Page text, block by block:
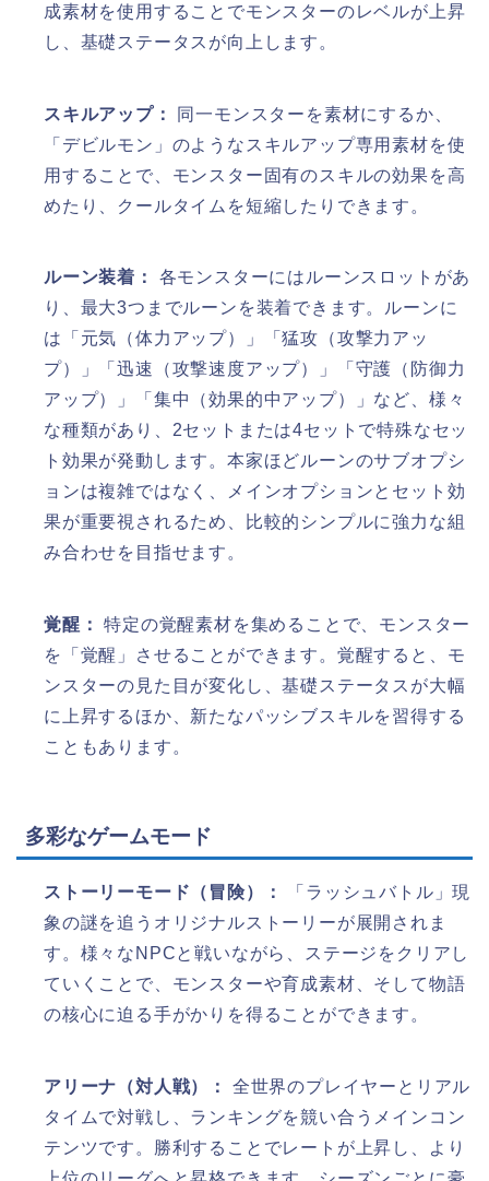
成素材を使用することでモンスターのレベルが上昇
し、基礎ステータスが向上します。
スキルアップ：
同一モンスターを素材にするか、
「デビルモン」のようなスキルアップ専用素材を使
用することで、モンスター固有のスキルの効果を高
めたり、クールタイムを短縮したりできます。
ルーン装着：
各モンスターにはルーンスロットがあ
り、最大3つまでルーンを装着できます。ルーンに
は「元気（体力アップ）」「猛攻（攻撃力アッ
プ）」「迅速（攻撃速度アップ）」「守護（防御力
アップ）」「集中（効果的中アップ）」など、様々
な種類があり、2セットまたは4セットで特殊なセッ
ト効果が発動します。本家ほどルーンのサブオプシ
ョンは複雑ではなく、メインオプションとセット効
果が重要視されるため、比較的シンプルに強力な組
み合わせを目指せます。
覚醒：
特定の覚醒素材を集めることで、モンスター
を「覚醒」させることができます。覚醒すると、モ
ンスターの見た目が変化し、基礎ステータスが大幅
に上昇するほか、新たなパッシブスキルを習得する
こともあります。
多彩なゲームモード
ストーリーモード（冒険）：
「ラッシュバトル」現
象の謎を追うオリジナルストーリーが展開されま
す。様々なNPCと戦いながら、ステージをクリアし
ていくことで、モンスターや育成素材、そして物語
の核心に迫る手がかりを得ることができます。
アリーナ（対人戦）：
全世界のプレイヤーとリアル
タイムで対戦し、ランキングを競い合うメインコン
テンツです。勝利することでレートが上昇し、より